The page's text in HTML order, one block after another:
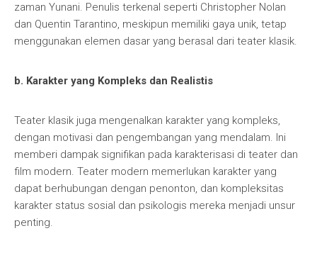
zaman Yunani. Penulis terkenal seperti Christopher Nolan
dan Quentin Tarantino, meskipun memiliki gaya unik, tetap
menggunakan elemen dasar yang berasal dari teater klasik.
b. Karakter yang Kompleks dan Realistis
Teater klasik juga mengenalkan karakter yang kompleks,
dengan motivasi dan pengembangan yang mendalam. Ini
memberi dampak signifikan pada karakterisasi di teater dan
film modern. Teater modern memerlukan karakter yang
dapat berhubungan dengan penonton, dan kompleksitas
karakter status sosial dan psikologis mereka menjadi unsur
penting.